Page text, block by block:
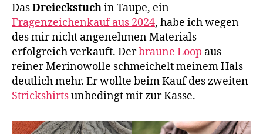
DasDreieckstuchin Taupe, ein
Fragenzeichenkauf aus 2024, habe ich wegen
des mir nicht angenehmen Materials
erfolgreich verkauft. Derbraune Loop aus
reiner Merinowolle schmeichelt meinem Hals
deutlich mehr. Er wollte beim Kauf des zweiten
Strickshirtsunbedingt mit zur Kasse.